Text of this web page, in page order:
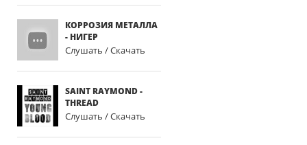
КОРРОЗИЯ МЕТАЛЛА
- НИГЕР
Слушать / Скачать
SAINT RAYMOND -
THREAD
Слушать / Скачать